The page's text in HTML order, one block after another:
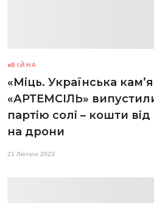
ВІЙНА
«Міць. Українська
«АРТЕМСІЛЬ»
партію солі – кошти
на дрони
21 Лютого 2023